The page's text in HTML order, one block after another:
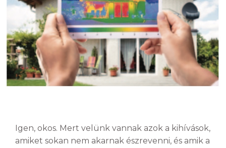
Igen, okos. Mert velünk vannak azok a kihívások,
amiket sokan nem akarnak észrevenni, és amik a